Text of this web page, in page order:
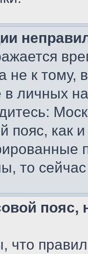
не к тому,
личных
пояс, как
то
пояс,
что